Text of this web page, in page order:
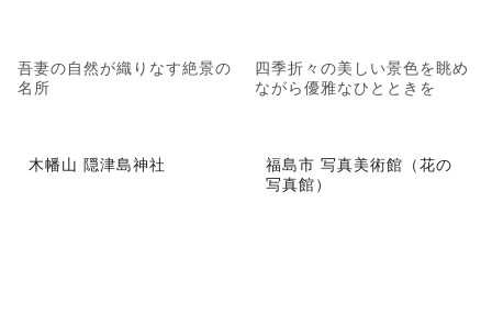
吾妻の自然が織りなす絶景の
名所
四季折々の美しい景色を眺め
ながら優雅なひとときを
木幡山 隠津島神社
福島市 写真美術館（花の
写真館）